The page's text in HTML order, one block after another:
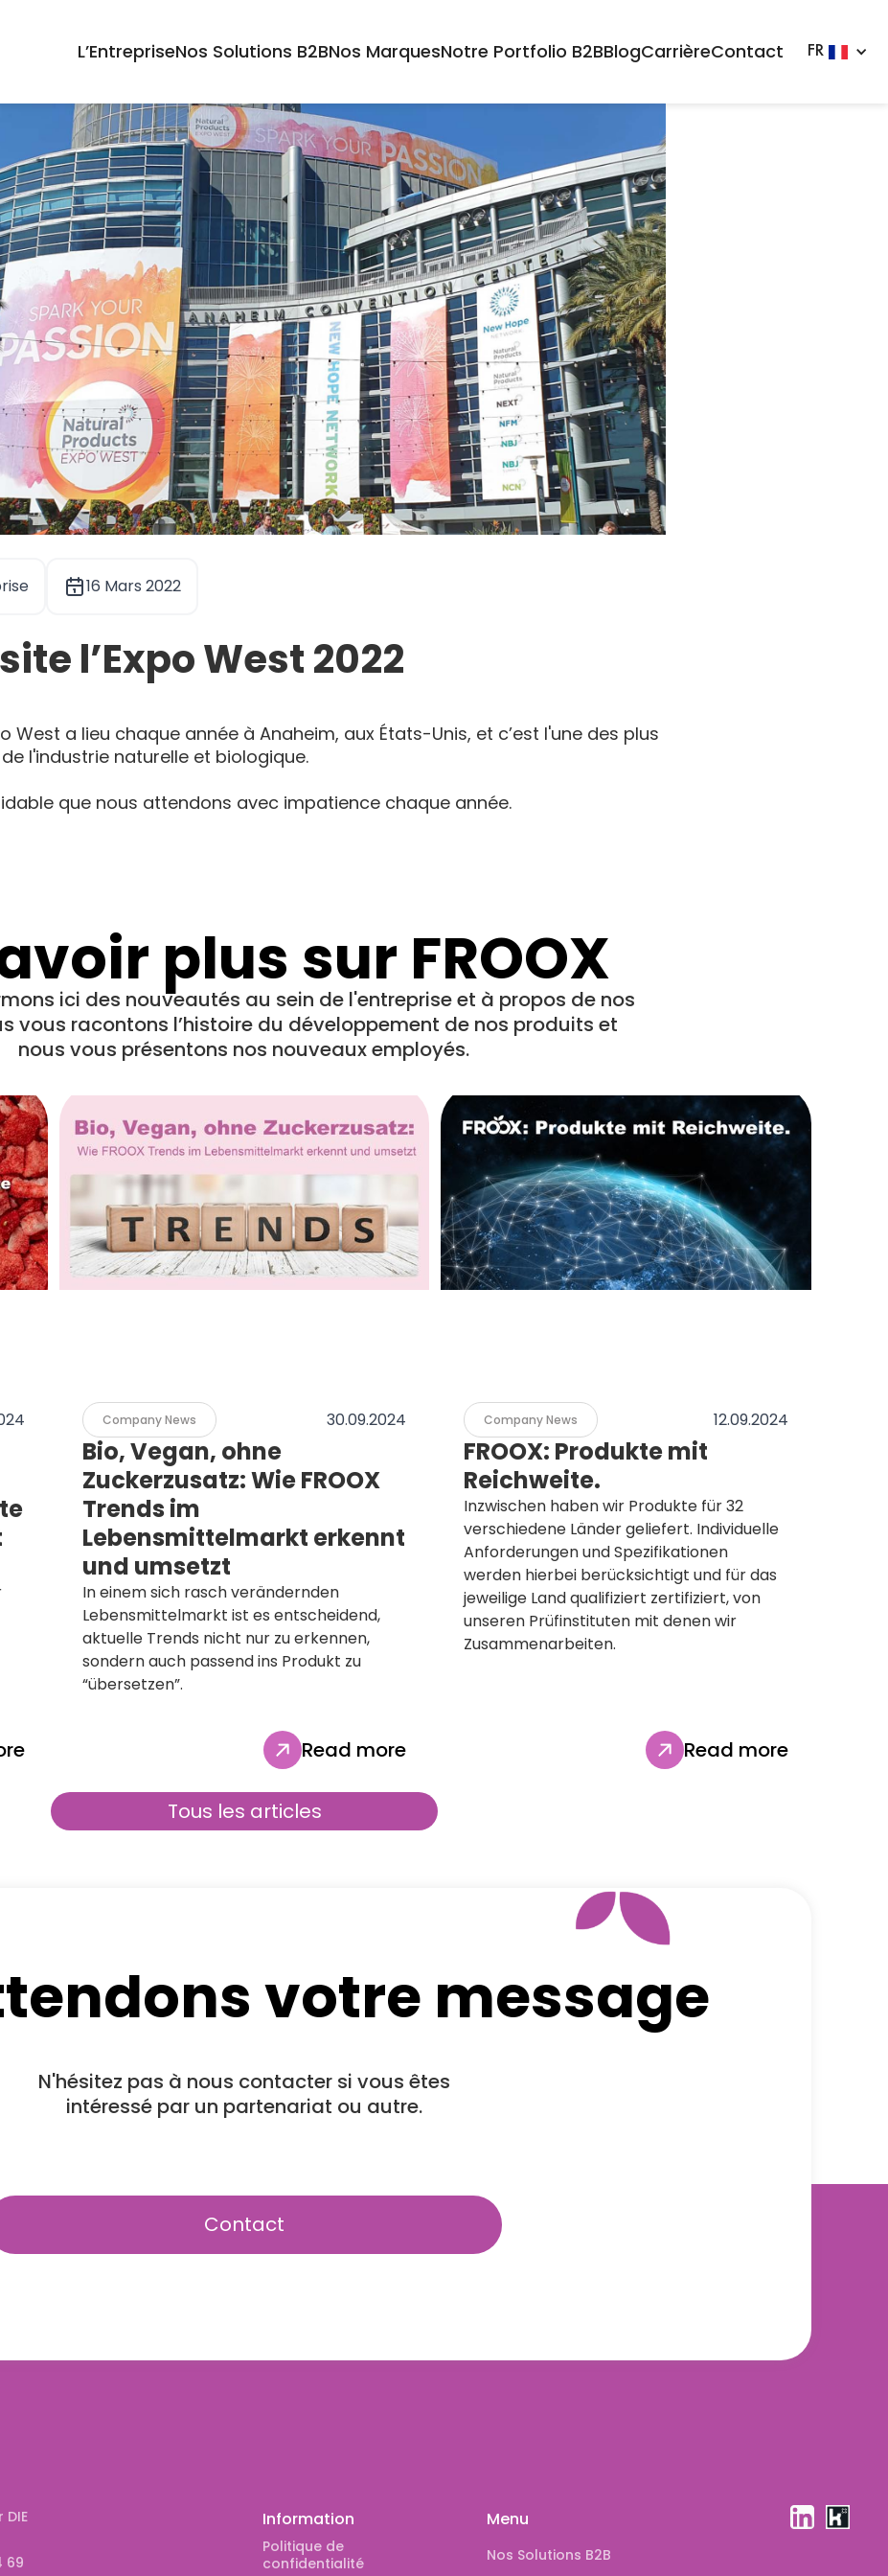
L’EntrepriseNos Solutions B2BNos MarquesNotre Portfolio B2BBlogCarrièreContact FR
16 Mars 2022
l’Expo West 2022
West a lieu chaque année à Anaheim, aux États-Unis, et c’est l'une des plus
l'industrie naturelle et biologique.
que nous attendons avec impatience chaque année.
plus sur FROOX
ici des nouveautés au sein de l'entreprise et à propos de nos
vous racontons l’histoire du développement de nos produits et
nous vous présentons nos nouveaux employés.
Company News 30.09.2024
Bio, Vegan, ohne
Zuckerzusatz: Wie FROOX
Trends im
Lebensmittelmarkt erkennt
und umsetzt
In einem sich rasch verändernden
Lebensmittelmarkt ist es entscheidend,
aktuelle Trends nicht nur zu erkennen,
sondern auch passend ins Produkt zu
“übersetzen”.
Read more
Company News 12.09.2024
FROOX: Produkte mit
Reichweite.
Inzwischen haben wir Produkte für 32
verschiedene Länder geliefert. Individuelle
Anforderungen und Spezifikationen
werden hierbei berücksichtigt und für das
jeweilige Land qualifiziert zertifiziert, von
unseren Prüfinstituten mit denen wir
Zusammenarbeiten.
Read more
Tous les articles
votre message
N'hésitez pas à nous contacter si vous êtes
intéressé par un partenariat ou autre.
Contact
DIE
69
Information
Politique de
confidentialité
Menu
Nos Solutions B2B